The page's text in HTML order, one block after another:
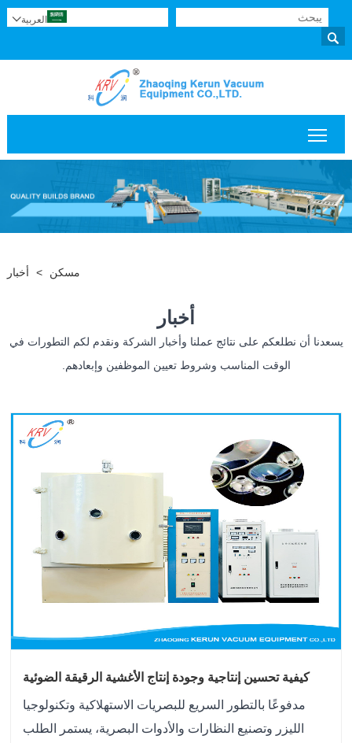

العربية
مسكن > أخبار
أخبار
يسعدنا أن نطلعكم على نتائج عملنا وأخبار الشركة ونقدم لكم التطورات في
الوقت المناسب وشروط تعيين الموظفين وإبعادهم.
كيفية تحسين إنتاجية وجودة إنتاج الأغشية الرقيقة الضوئية
مدفوعًا بالتطور السريع للبصريات الاستهلاكية وتكنولوجيا
الليزر وتصنيع النظارات والأدوات البصرية، يستمر الطلب